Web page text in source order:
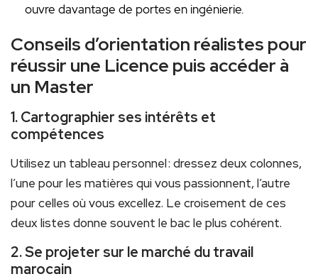
ouvre davantage de portes en ingénierie.
Conseils d’orientation réalistes pour
réussir une Licence puis accéder à
un Master
1. Cartographier ses intérêts et
compétences
Utilisez un tableau personnel : dressez deux colonnes,
l’une pour les matières qui vous passionnent, l’autre
pour celles où vous excellez. Le croisement de ces
deux listes donne souvent le bac le plus cohérent.
2. Se projeter sur le marché du travail
marocain